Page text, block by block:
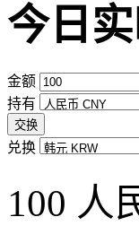
今日
金额
持有
交换
兑换
100 人